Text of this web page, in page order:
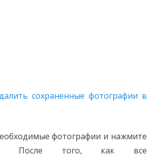
фотографии и нажмите
После того, как все